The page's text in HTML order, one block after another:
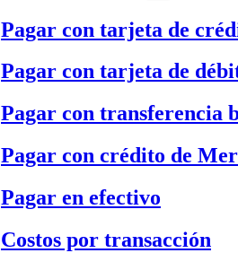
Pagar con tarjeta de
Pagar con tarjeta de
Pagar con transferencia
Pagar con crédito de
Pagar en efectivo
Costos por transacción